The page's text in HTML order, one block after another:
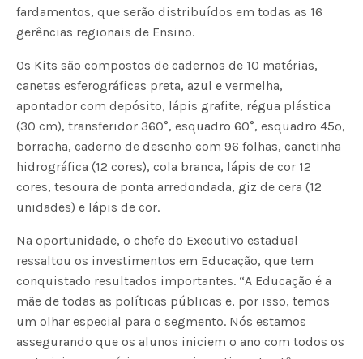
fardamentos, que serão distribuídos em todas as 16
gerências regionais de Ensino.
Os Kits são compostos de cadernos de 10 matérias,
canetas esferográficas preta, azul e vermelha,
apontador com depósito, lápis grafite, régua plástica
(30 cm), transferidor 360°, esquadro 60°, esquadro 45º,
borracha, caderno de desenho com 96 folhas, canetinha
hidrográfica (12 cores), cola branca, lápis de cor 12
cores, tesoura de ponta arredondada, giz de cera (12
unidades) e lápis de cor.
Na oportunidade, o chefe do Executivo estadual
ressaltou os investimentos em Educação, que tem
conquistado resultados importantes. “A Educação é a
mãe de todas as políticas públicas e, por isso, temos
um olhar especial para o segmento. Nós estamos
assegurando que os alunos iniciem o ano com todos os